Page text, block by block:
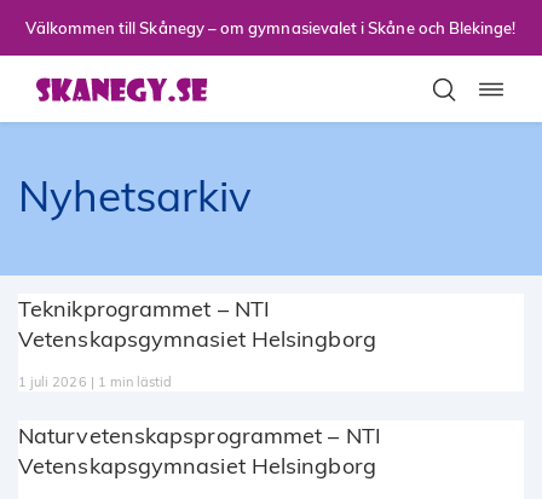
Välkommen till Skånegy – om gymnasievalet i Skåne och Blekinge!
Nyhetsarkiv
Teknikprogrammet – NTI
Vetenskapsgymnasiet Helsingborg
1 juli 2026 | 1 min lästid
Naturvetenskapsprogrammet – NTI
Vetenskapsgymnasiet Helsingborg